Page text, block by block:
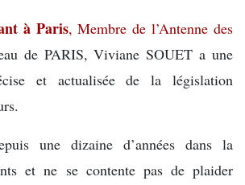
à Paris, Membre de l’Antenne des
de PARIS, Viviane SOUET a une
et actualisée de la législation
une dizaine d’années dans la
et ne se contente pas de plaider